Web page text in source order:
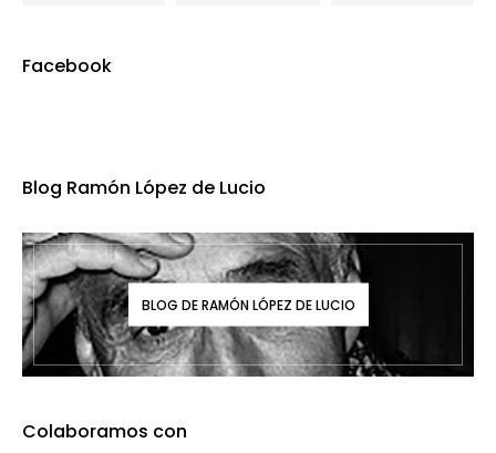
Facebook
Blog Ramón López de Lucio
BLOG DE RAMÓN LÓPEZ DE LUCIO
Colaboramos con